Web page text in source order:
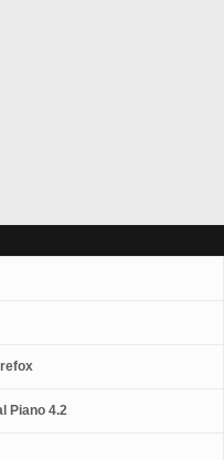
Piano 4.2